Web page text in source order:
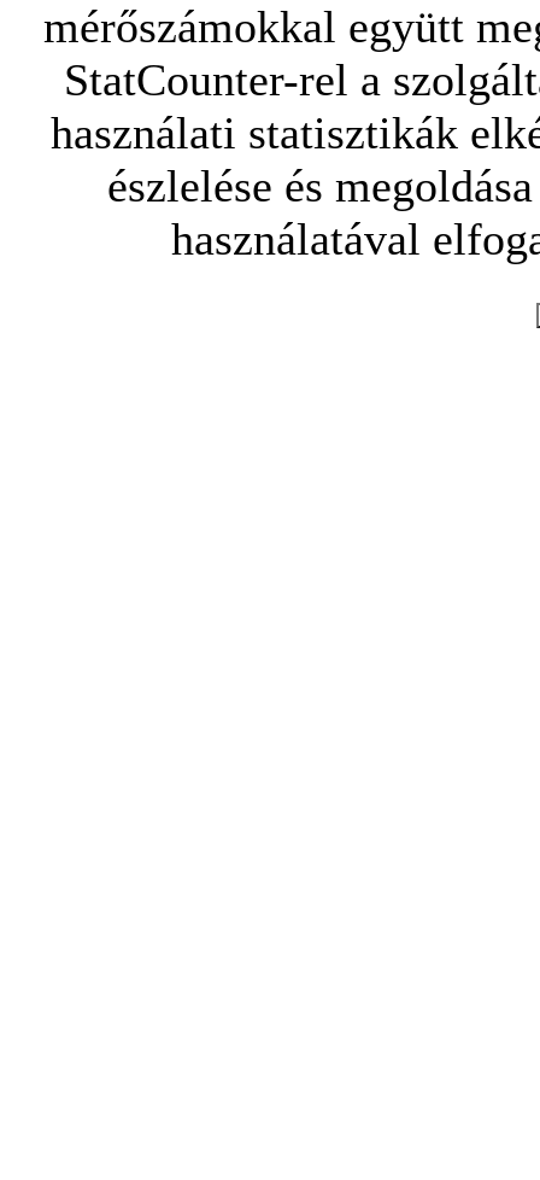
mérőszámokkal együtt
StatCounter-rel a
használati statisztikák
észlelése és
használatával